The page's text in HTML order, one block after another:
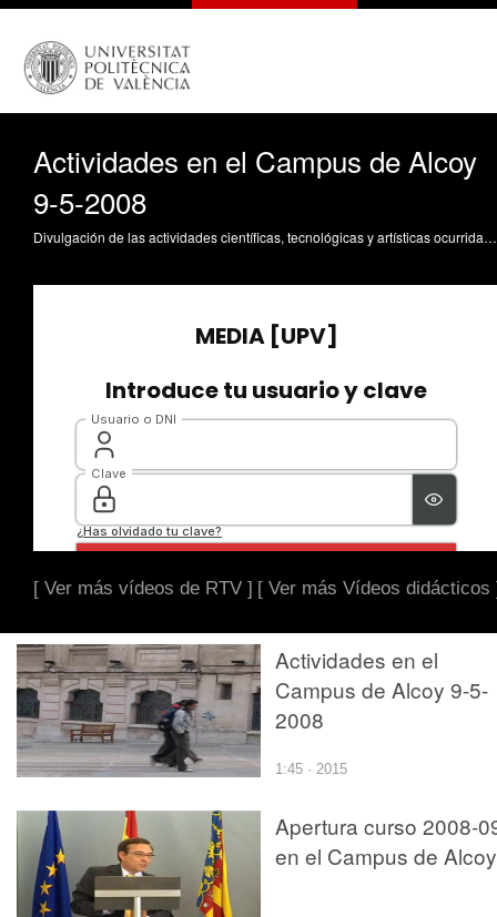
Actividades en el Campus de Alcoy
9-5-2008
Divulgación de las actividades científicas, tecnológicas y artísticas ocurridas en los tres campus de la UPV
[ Ver más vídeos de RTV ] [ Ver más Vídeos didácticos
Actividades en el
Campus de Alcoy 9-5-
2008
1:45 · 2015
Apertura curso 2008-
en el Campus de Alcoy